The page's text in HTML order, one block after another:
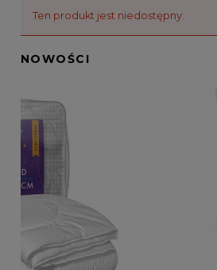
Ten produkt jest niedostępny.
NOWOŚCI